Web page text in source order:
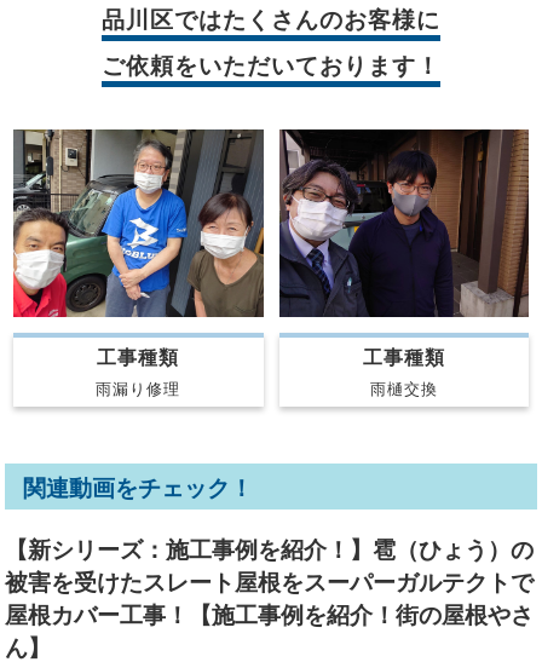
品川区ではたくさんのお客様に
ご依頼をいただいております！
工事種類
雨漏り修理
工事種類
雨樋交換
関連動画をチェック！
【新シリーズ：施工事例を紹介！】雹（ひょう）の
被害を受けたスレート屋根をスーパーガルテクトで
屋根カバー工事！【施工事例を紹介！街の屋根やさ
ん】